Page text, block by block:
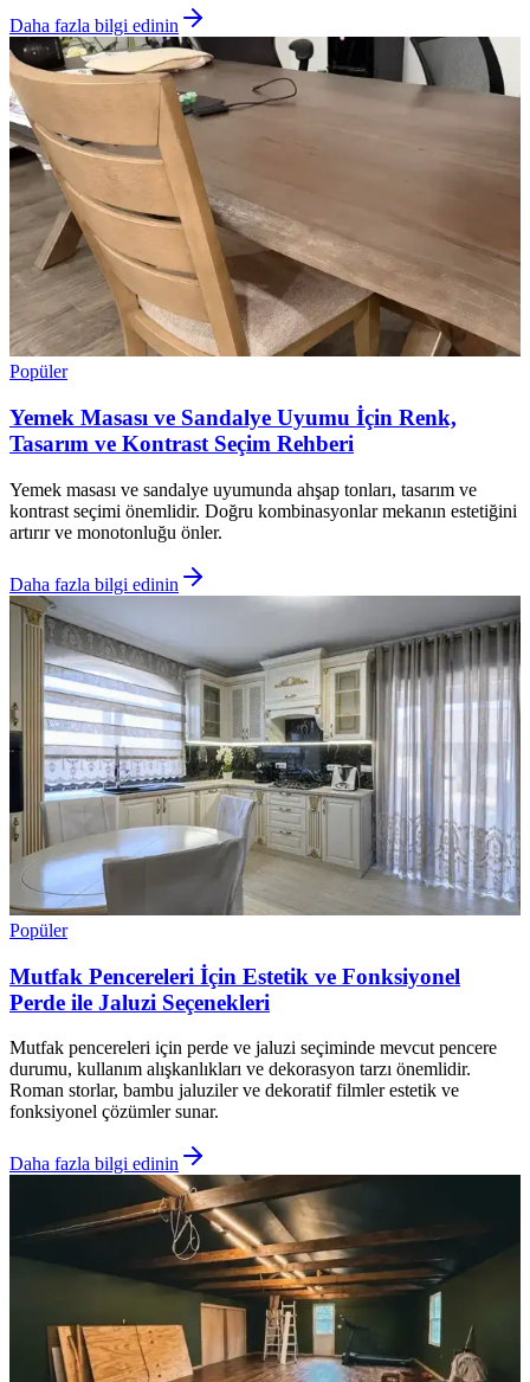
Daha fazla bilgi edinin
Popüler
Yemek Masası ve Sandalye Uyumu İçin Renk,
Tasarım ve Kontrast Seçim Rehberi
Yemek masası ve sandalye uyumunda ahşap tonları, tasarım ve
kontrast seçimi önemlidir. Doğru kombinasyonlar mekanın estetiğini
artırır ve monotonluğu önler.
Daha fazla bilgi edinin
Popüler
Mutfak Pencereleri İçin Estetik ve Fonksiyonel
Perde ile Jaluzi Seçenekleri
Mutfak pencereleri için perde ve jaluzi seçiminde mevcut pencere
durumu, kullanım alışkanlıkları ve dekorasyon tarzı önemlidir.
Roman storlar, bambu jaluziler ve dekoratif filmler estetik ve
fonksiyonel çözümler sunar.
Daha fazla bilgi edinin